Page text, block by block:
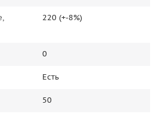
220 (+-8%)
0
Есть
50